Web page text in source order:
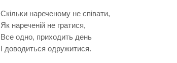
Скільки нареченому не співати,
Як нареченій не гратися,
Все одно, приходить день
І доводиться одружитися.